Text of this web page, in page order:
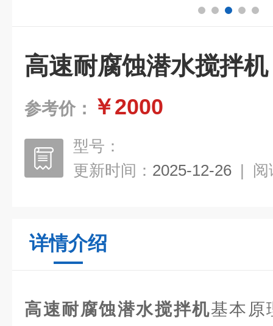
高速耐腐蚀潜水搅拌机
参考价： ￥2000
型号：
更新时间： 2025-12-26 | 阅
详情介绍
高速耐腐蚀潜水搅拌机基本原